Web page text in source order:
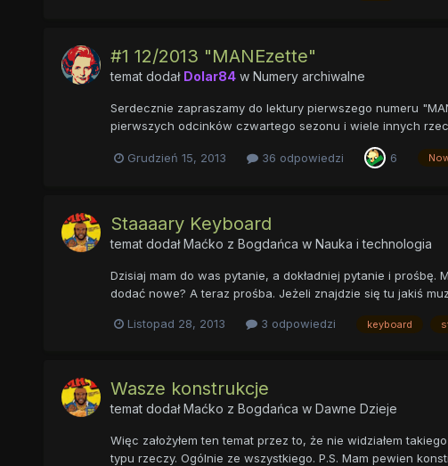
#1 12/2013 "MANEzette"
temat dodał Dolar84w Numery archiwalne
Serdecznie zapraszamy do lektury pierwszego numeru
pierwszych odcinków czwartego sezonu i wiele innych
Grudzień 15, 2013 36 odpowiedzi 6
Staaaary Keyboard
temat dodałMaćko z Bogdańca w Nauka i technologia
Dzisiaj mam do was pytanie, a dokładniej pytanie i prośbę.
dodać nowe? A teraz prośba. Jeżeli znajdzie się tu jakiś
Listopad 28, 2013 3 odpowiedzi keyboard
Wasze konstrukcje
temat dodałMaćko z Bogdańca w Dawne Dzieje
Więc założyłem ten temat przez to, że nie widziałem
typu rzeczy. Ogólnie ze wszystkiego. P.S. Mam pewien